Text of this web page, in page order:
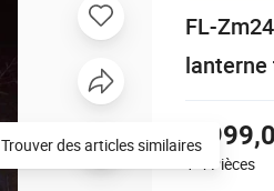
FL-
lanterne
1
1-4Pièces
Trouver des articles similaires